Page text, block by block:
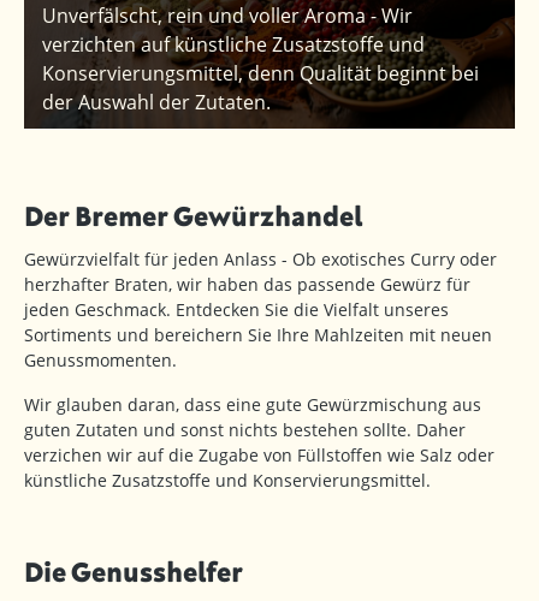
Unverfälscht, rein und voller Aroma - Wir
verzichten auf künstliche Zusatzstoffe und
Konservierungsmittel, denn Qualität beginnt bei
der Auswahl der Zutaten.
Der Bremer Gewürzhandel
Gewürzvielfalt für jeden Anlass - Ob exotisches Curry oder
herzhafter Braten, wir haben das passende Gewürz für
jeden Geschmack. Entdecken Sie die Vielfalt unseres
Sortiments und bereichern Sie Ihre Mahlzeiten mit neuen
Genussmomenten.
Wir glauben daran, dass eine gute Gewürzmischung aus
guten Zutaten und sonst nichts bestehen sollte. Daher
verzichen wir auf die Zugabe von Füllstoffen wie Salz oder
künstliche Zusatzstoffe und Konservierungsmittel.
Die Genusshelfer